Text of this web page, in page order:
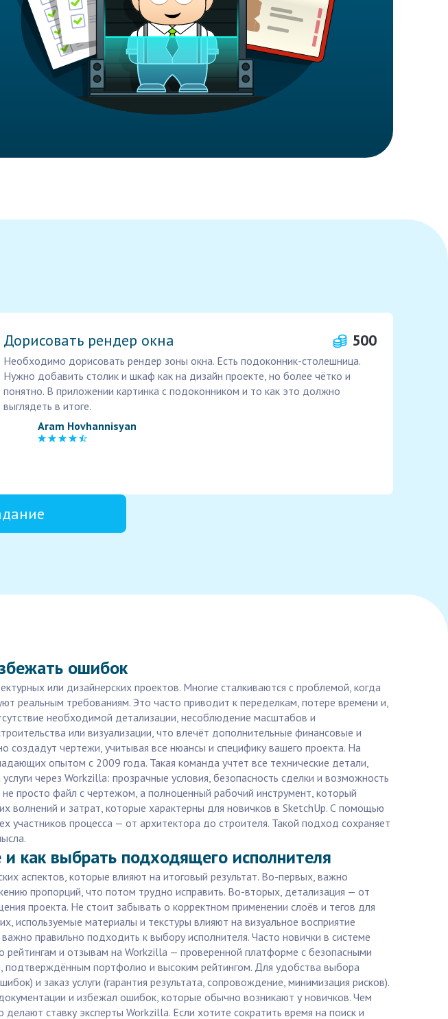
Дорисовать рендер окна 500
Необходимо дорисовать рендер зоны окна. Есть подоконник-столешница.
Нужно добавить столик и шкаф как на дизайн проекте, но более чётко и
понятно. В приложении картинка с подоконником и то как это должно
выглядеть в итоге.
Aram Hovhannisyan
ошибок
или дизайнерских проектов. Многие сталкиваются с проблемой, когда
реальным требованиям. Это часто приводит к переделкам, потере времени и,
необходимой детализации, несоблюдение масштабов и
или визуализации, что влечёт дополнительные финансовые и
чертежи, учитывая все нюансы и специфику вашего проекта. На
опытом с 2009 года. Такая команда учтет все технические детали,
через Workzilla: прозрачные условия, безопасность сделки и возможность
просто файл с чертежом, а полноценный рабочий инструмент, который
волнений и затрат, которые характерны для новичков в SketchUp. С помощью
участников процесса — от архитектора до строителя. Такой подход сохраняет
как выбрать подходящего исполнителя
аспектов, которые влияют на итоговый результат. Во-первых, важно
пропорций, что потом трудно исправить. Во-вторых, детализация — от
проекта. Не стоит забывать о корректном применении слоёв и тегов для
материалы и текстуры влияют на визуальное восприятие
правильно подходить к выбору исполнителя. Часто новички в системе
и отзывам на Workzilla — проверенной платформе с безопасными
подтверждённым портфолио и высоким рейтингом. Для удобства выбора
и заказ услуги (гарантия результата, сопровождение, минимизация рисков).
и избежал ошибок, которые обычно возникают у новичков. Чем
ставку эксперты Workzilla. Если хотите сократить время на поиск и